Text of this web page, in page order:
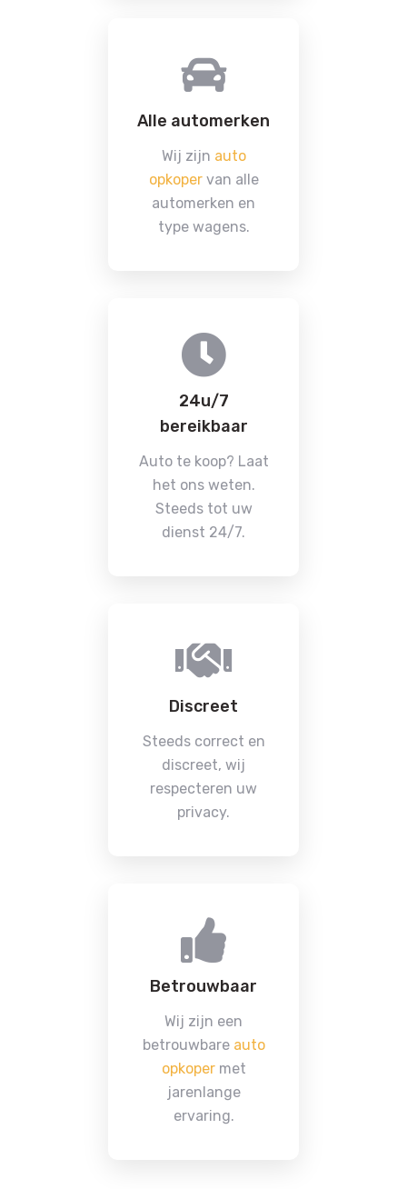
Alle automerken
Wij zijn auto
opkopervan alle
automerken en
type wagens.
24u/7
bereikbaar
Auto te koop? Laat
het ons weten.
Steeds tot uw
dienst 24/7.
Discreet
Steeds correct en
discreet, wij
respecteren uw
privacy.
Betrouwbaar
Wij zijn een
betrouwbare auto
opkopermet
jarenlange
ervaring.